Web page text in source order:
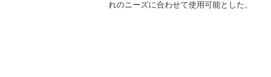
れのニーズに合わせて使用可能とした。